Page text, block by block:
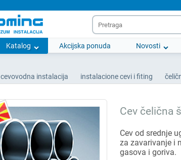
Katalog Akcijska ponuda Novosti
cevovodna instalacija instalacione cevi i fiting
Cev čelična
Cev od srednje
za zavarivanje i
gasova i goriva.